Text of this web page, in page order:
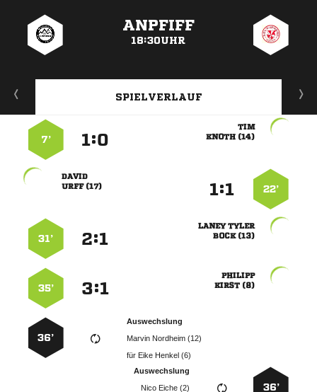
ANPFIFF
18:30UHR
SPIELVERLAUF

 
:
7’
22’
:

 
 
 
:
31’

 
:
35’
Auswechslung
  
für   
36’
36’
Auswechslung
  